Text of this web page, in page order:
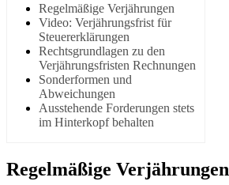
Regelmäßige Verjährungen
Video: Verjährungsfrist für
Steuererklärungen
Rechtsgrundlagen zu den
Verjährungsfristen Rechnungen
Sonderformen und
Abweichungen
Ausstehende Forderungen stets
im Hinterkopf behalten
Regelmäßige Verjährungen